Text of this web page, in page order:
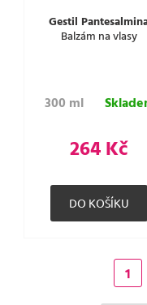
Gestil
Balzám na vlasy
300 ml
264 Kč
1